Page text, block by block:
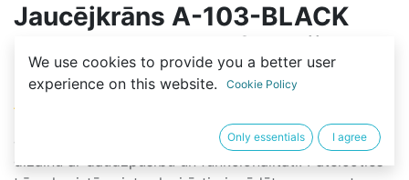
Jaucējkrāns A-103-BLACK
FLASH ar trīsceļu funkciju un
dzeramā ūdens iespēju
Jaucējkrāns A-103-BLACK FLASH apvieno modernu
dizainu ar daudzpusību un funkcionalitāti. Pateicoties
We use cookies to provide you a better user
experience on this website.
Cookie Policy
Only essentials I agree